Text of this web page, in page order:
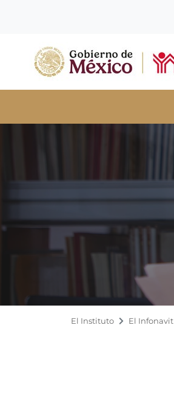
El Instituto El Infonavit